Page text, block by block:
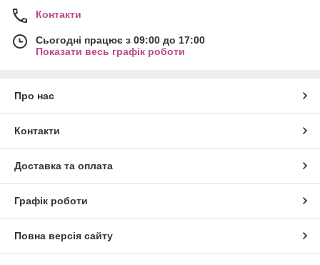
Контакти
Сьогодні працює з 09:00 до 17:00
Показати весь графік роботи
Про нас
Контакти
Доставка та оплата
Графік роботи
Повна версія сайту